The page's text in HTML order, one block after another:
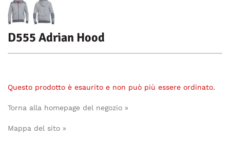
D555 Adrian Hood
Questo prodotto è esaurito e non può più essere ordinato.
Torna alla homepage del negozio »
Mappa del sito »